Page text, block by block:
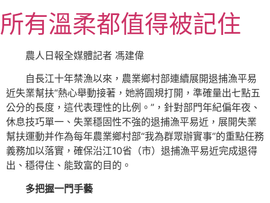
至
主所有溫柔都值得被記住
農人日報全媒體記者 馮建偉
自長江十年禁漁以來，農業鄉村部連續展開退捕漁平易
近失業幫扶“熱心舉動接著，她將圓規打開，準確量出七點五
公分的長度，這代表理性的比例。”，針對部門年紀偏年夜、
休息技巧單一、失業穩固性不強的退捕漁平易近，展開失業
幫扶運動并作為每年農業鄉村部“我為群眾辦實事”的重點任務
義務加以落實，確保沿江10省（市）退捕漁平易近完成退得
出、穩得住、能致富的目的。
多把握一門手藝